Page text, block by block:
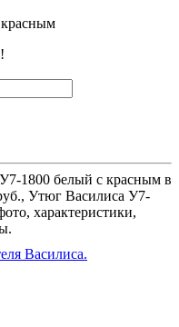
1800 белый с красным в
Утюг Василиса У7-
характеристики,
Василиса.